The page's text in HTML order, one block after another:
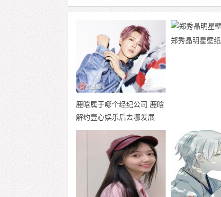
鹿晗属于哪个经纪公司 鹿晗
解约壹心娱乐后去哪发展
郑秀晶明星壁纸​​​​